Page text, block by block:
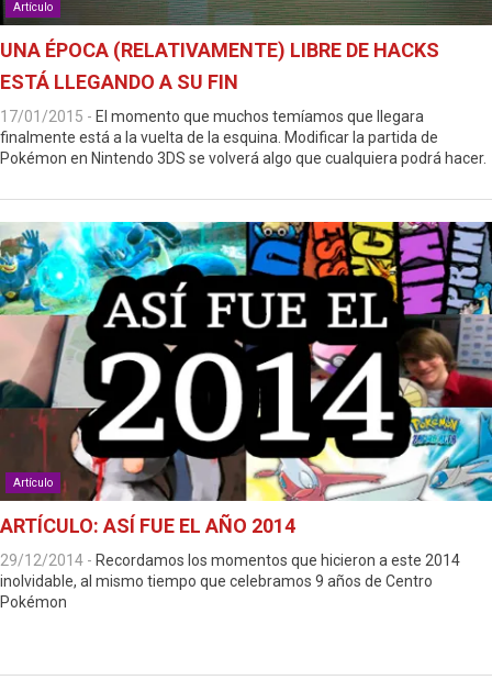
Artículo
UNA ÉPOCA (RELATIVAMENTE) LIBRE DE HACKS
ESTÁ LLEGANDO A SU FIN
17/01/2015 - El momento que muchos temíamos que llegara
finalmente está a la vuelta de la esquina. Modificar la partida de
Pokémon en Nintendo 3DS se volverá algo que cualquiera podrá hacer.
Artículo
ARTÍCULO: ASÍ FUE EL AÑO 2014
29/12/2014 - Recordamos los momentos que hicieron a este 2014
inolvidable, al mismo tiempo que celebramos 9 años de Centro
Pokémon